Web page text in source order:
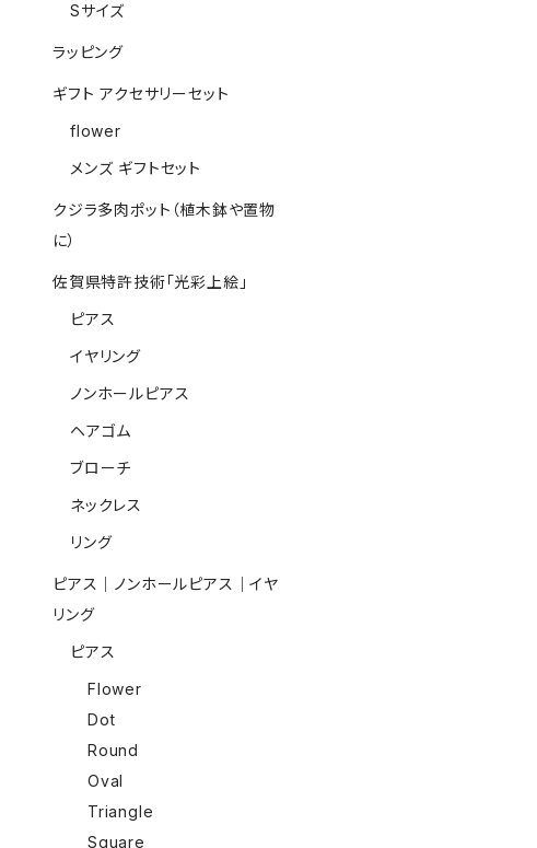
Sサイズ
ラッピング
ギフト アクセサリーセット
flower
メンズ ギフトセット
クジラ多肉ポット（植木鉢や置物
に）
佐賀県特許技術「光彩上絵」
ピアス
イヤリング
ノンホールピアス
ヘアゴム
ブローチ
ネックレス
リング
ピアス｜ノンホールピアス｜イヤ
リング
ピアス
Flower
Dot
Round
Oval
Triangle
Square